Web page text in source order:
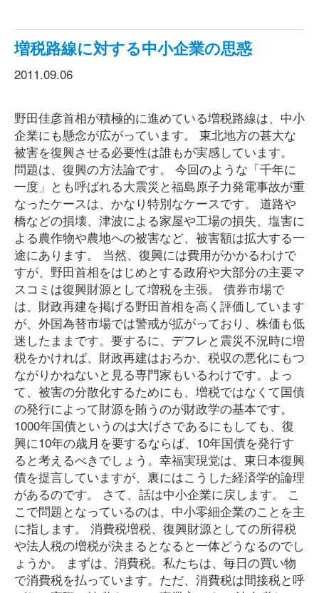
増税路線に対する中小企業の思惑
2011.09.06
野田佳彦首相が積極的に進めている増税路線は、中小
企業にも懸念が広がっています。 東北地方の甚大な
被害を復興させる必要性は誰もが実感しています。
問題は、復興の方法論です。 今回のような「千年に
一度」とも呼ばれる大震災と福島原子力発電事故が重
なったケースは、かなり特別なケースです。 道路や
橋などの損壊、津波による家屋や工場の損失、塩害に
よる農作物や農地への被害など、被害額は拡大する一
途にあります。 当然、復興には費用がかかるわけで
すが、野田首相をはじめとする政府や大部分の主要マ
スコミは復興財源として増税を主張。 債券市場で
は、財政再建を掲げる野田首相を高く評価しています
が、外国為替市場では警戒が拡がっており、株価も低
迷したままです。要するに、デフレと震災不況時に増
税をかければ、財政再建はおろか、税収の悪化にもつ
ながりかねないと見る専門家もいるわけです。よっ
て、被害の分散化するためにも、増税ではなくて国債
の発行によって財源を賄うのが財政学の基本です。
1000年国債というのは大げさであるにもしても、復
興に10年の歳月を要するならば、10年国債を発行す
ると考えるべきでしょう。幸福実現党は、東日本復興
債を提言していますが、裏にはこうした経済学的論理
があるのです。 さて、話は中小企業に戻します。 こ
こで問題となっているのは、中小零細企業のことを主
に指します。 消費税増税、復興財源としての所得税
や法人税の増税が決まるとなると一体どうなるのでし
ょうか。 まずは、消費税。私たちは、毎日の買い物
で消費税を払っています。ただ、消費税は間接税と呼